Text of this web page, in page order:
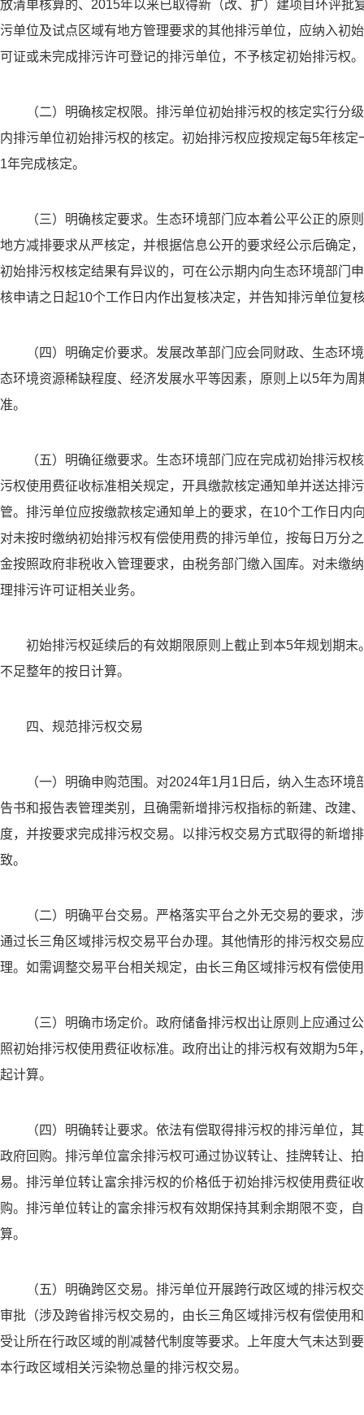
放清单核算的、2015年以来已取得新（改、扩）建项目环评批
污单位及试点区域有地方管理要求的其他排污单位，应纳入初
可证或未完成排污许可登记的排污单位，不予核定初始排污权。
（二）明确核定权限。排污单位初始排污权的核定实行分
内排污单位初始排污权的核定。初始排污权应按规定每5年核
1年完成核定。
（三）明确核定要求。生态环境部门应本着公平公正的原
地方减排要求从严核定，并根据信息公开的要求经公示后确定
初始排污权核定结果有异议的，可在公示期内向生态环境部门
核申请之日起10个工作日内作出复核决定，并告知排污单位复
（四）明确定价要求。发展改革部门应会同财政、生态环
态环境资源稀缺程度、经济发展水平等因素，原则上以5年为
准。
（五）明确征缴要求。生态环境部门应在完成初始排污权
污权使用费征收标准相关规定，开具缴款核定通知单并送达排
管。排污单位应按缴款核定通知单上的要求，在10个工作日内
对未按时缴纳初始排污权有偿使用费的排污单位，按每日万分
金按照政府非税收入管理要求，由税务部门缴入国库。对未缴
理排污许可证相关业务。
初始排污权延续后的有效期限原则上截止到本5年规划期
不足整年的按日计算。
四、规范排污权交易
（一）明确申购范围。对2024年1月1日后，纳入生态环
告书和报告表管理类别，且确需新增排污权指标的新建、改建
度，并按要求完成排污权交易。以排污权交易方式取得的新增
致。
（二）明确平台交易。严格落实平台之外无交易的要求，
通过长三角区域排污权交易平台办理。其他情形的排污权交易
理。如需调整交易平台相关规定，由长三角区域排污权有偿使
（三）明确市场定价。政府储备排污权出让原则上应通过
照初始排污权使用费征收标准。政府出让的排污权有效期为5
起计算。
（四）明确转让要求。依法有偿取得排污权的排污单位，
政府回购。排污单位富余排污权可通过协议转让、挂牌转让、
易。排污单位转让富余排污权的价格低于初始排污权使用费征
购。排污单位转让的富余排污权有效期保持其剩余期限不变，
算。
（五）明确跨区交易。排污单位开展跨行政区域的排污权
审批（涉及跨省排污权交易的，由长三角区域排污权有偿使用
受让所在行政区域的削减替代制度等要求。上年度大气未达到
本行政区域相关污染物总量的排污权交易。